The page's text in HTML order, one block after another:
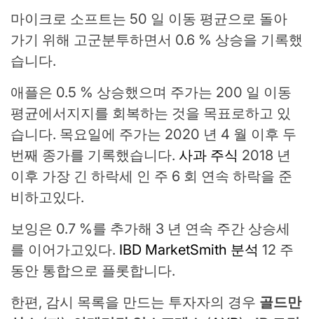
마이크로 소프트는 50 일 이동 평균으로 돌아
가기 위해 고군분투하면서 0.6 % 상승을 기록했
습니다.
애플은 0.5 % 상승했으며 주가는 200 일 이동
평균에서지지를 회복하는 것을 목표로하고 있
습니다. 목요일에 주가는 2020 년 4 월 이후 두
번째 종가를 기록했습니다. 사과 주식 2018 년
이후 가장 긴 하락세 인 주 6 회 연속 하락을 준
비하고있다.
보잉은 0.7 %를 추가해 3 년 연속 주간 상승세
를 이어가고있다. IBD MarketSmith 분석 12 주
동안 통합으로 플롯합니다.
한편, 감시 목록을 만드는 투자자의 경우 골드만